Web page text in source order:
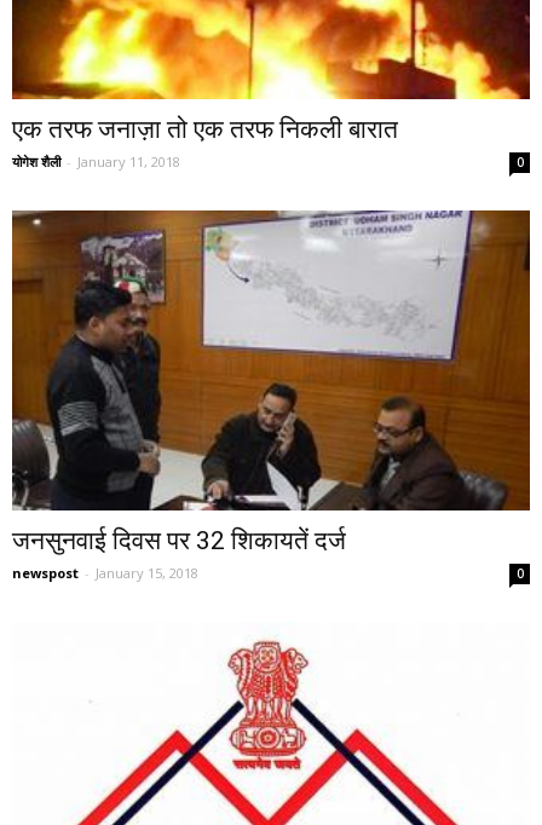
एक तरफ जनाज़ा तो एक तरफ निकली बारात
योगेश शैली - January 11, 2018 0
जनसुनवाई दिवस पर 32 शिकायतें दर्ज
newspost - January 15, 2018 0